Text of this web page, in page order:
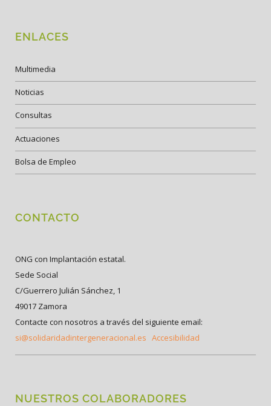
ENLACES
Multimedia
Noticias
Consultas
Actuaciones
Bolsa de Empleo
CONTACTO
ONG con Implantación estatal.
Sede Social
C/Guerrero Julián Sánchez, 1
49017 Zamora
Contacte con nosotros a través del siguiente email:
si@solidaridadintergeneracional.es Accesibilidad
NUESTROS COLABORADORES